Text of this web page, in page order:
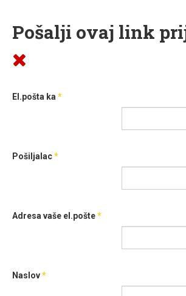
Pošalji ovaj link
El.pošta ka *
Pošiljalac*
Adresa vaše el.pošte*
Naslov*